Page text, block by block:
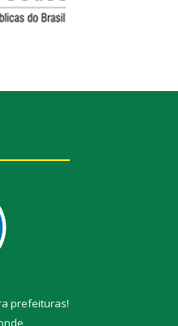
prefeituras!